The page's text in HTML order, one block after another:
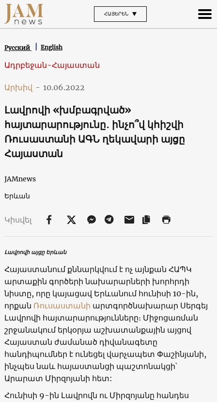
ՀԱՅԵՐԵՆ
Русский English
Ադրբեջան-Հայաստան
Արխիվ - 10.06.2022
Լավրովի «խմբագրված»
հայտարարությունը․ ինչո՞վ կհիշվի
Ռուսաստանի ԱԳՆ ղեկավարի այցը
Հայաստան
JAMnews
Երևան
Կիսվել
Լավրովի այցը Երևան
Հայաստանում քննարկվում է ոչ այնքան ՀԱՊԿ
արտաքին գործերի նախարարների խորհրդի
նիստը, որը կայացավ Երևանում հունիսի 10-ին,
որքան Ռուսաստանի արտգործնախարար Սերգեյ
Լավրովի հայտարարությունները։ Միջոցառման
շրջանակում երկօրյա աշխատանքային այցով
Հայաստան ժամանած դիվանագետը
հանդիպումներ է ունեցել վարչապետ Փաշինյանի,
ինչպես նաև հայաստանցի պաշտոնակցի՝
Արարատ Միրզոյանի հետ:
Հունիսի 9-ին Լավրովն ու Միրզոյանը հանդես